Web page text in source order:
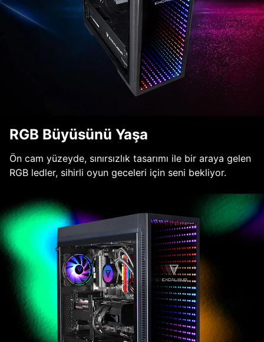
RGB Büyüsünü Yaşa
Ön cam yüzeyde, sınırsızlık tasarımı ile bir araya gelen
RGB ledler, sihirli oyun geceleri için seni bekliyor.